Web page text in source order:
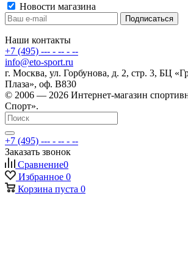
Новости магазина
Наши контакты
+7 (495) --- - -- - --
info@eto-sport.ru
г. Москва, ул. Горбунова, д. 2, стр. 3, БЦ
Плаза», оф. В830
© 2006 — 2026 Интернет-магазин
Спорт».
+7 (495) --- - -- - --
Заказать звонок
Сравнение0
Избранное 0
Корзина пуста 0